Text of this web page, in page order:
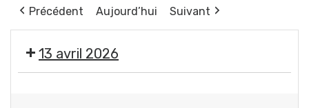
Précédent
Aujourd’hui Suivant
13 avril 2026